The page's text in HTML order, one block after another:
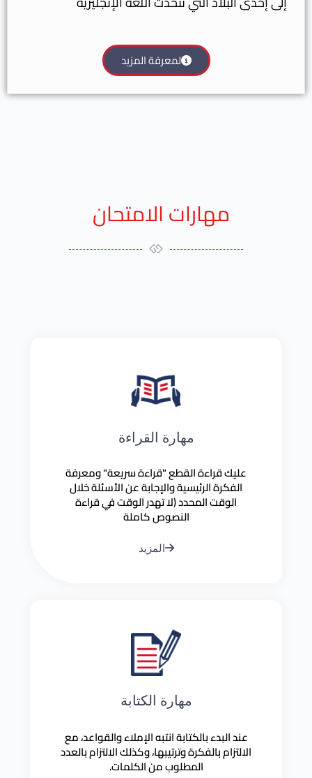
لمعرفة المزيد
مهارات الامتحان ​ ​
مهارة القراءة
عليك قراءة القطع "قراءة سريعة" ومعرفة
الفكرة الرئيسية والإجابة عن الأسئلة خلال
الوقت المحدد (لا تهدر الوقت في قراءة
النصوص كاملة
المزيد
مهارة الكتابة
عند البدء بالكتابة انتبه الإملاء والقواعد، مع
الالتزام بالفكرة وترتيبها، وكذلك الالتزام بالعدد
المطلوب من الكلمات.